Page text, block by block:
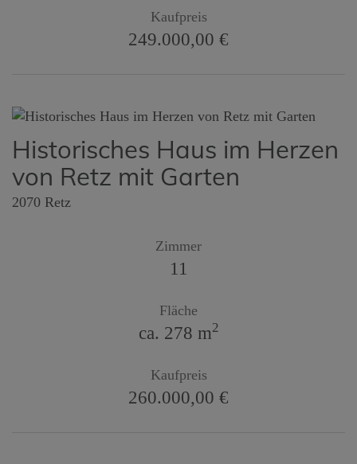
Kaufpreis
249.000,00 €
Historisches Haus im Herzen
von Retz mit Garten
2070 Retz
Zimmer
11
Fläche
ca. 278 m2
Kaufpreis
260.000,00 €